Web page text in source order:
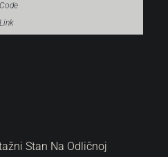
Code
Link
Stan Na Odličnoj